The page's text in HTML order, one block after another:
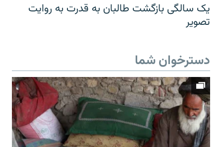
یک سالگی بازگشت طالبان به قدرت به روایت
تصویر
دسترخوان شما